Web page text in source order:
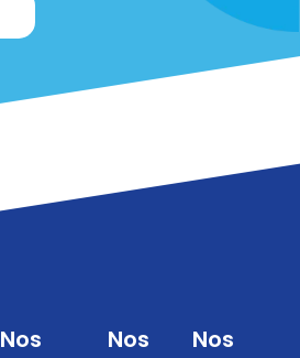
Nos
Nos
Nos